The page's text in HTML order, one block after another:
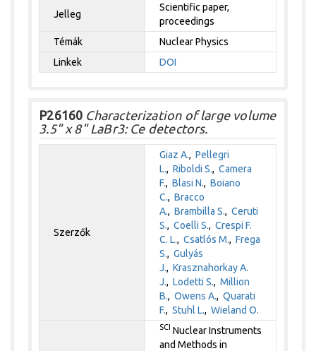
Jelleg
Scientific paper,
proceedings
Témák
Nuclear Physics
Linkek
DOI
P26160 Characterization of large volume
3.5" x 8" LaBr3: Ce detectors.
Szerzők
Giaz A.,Pellegri
L.,Riboldi S.,Camera
F.,Blasi N.,Boiano
C.,Bracco
A.,Brambilla S.,Ceruti
S.,Coelli S.,Crespi F.
C. L.,Csatlós M.,Frega
S.,Gulyás
J.,Krasznahorkay A.
J.,Lodetti S.,Million
B.,Owens A.,Quarati
F.,Stuhl L.,Wieland O.
SCI Nuclear Instruments
and Methods in